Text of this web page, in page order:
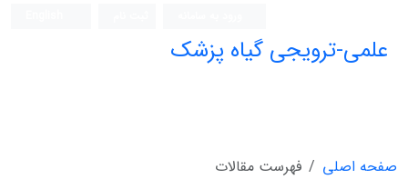
علمی-ترویجی گیاه پزشک
صفحه اصلی
فهرست مقالات